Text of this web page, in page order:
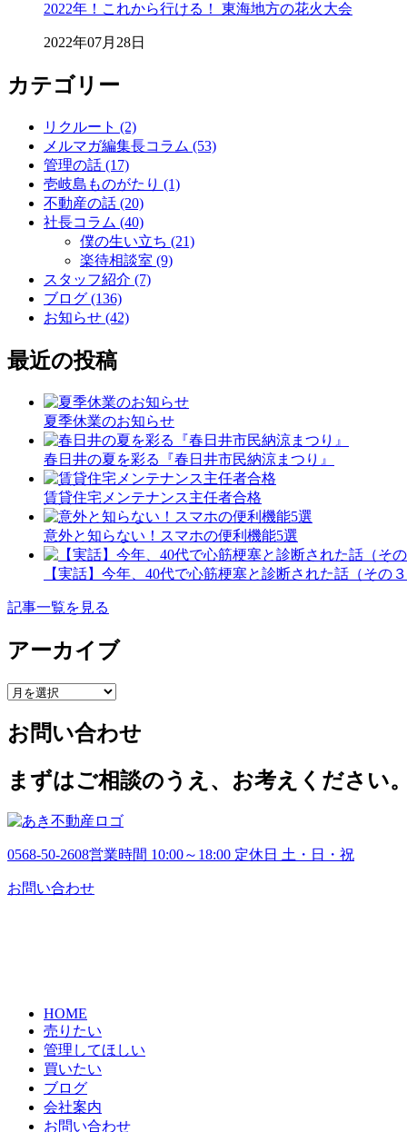
2022年！これから行ける！ 東海地方の花火大会
2022年07月28日
カテゴリー
リクルート (2)
メルマガ編集長コラム (53)
管理の話 (17)
壱岐島ものがたり (1)
不動産の話 (20)
社長コラム (40)
僕の生い立ち (21)
楽待相談室 (9)
スタッフ紹介 (7)
ブログ (136)
お知らせ (42)
最近の投稿
夏季休業のお知らせ
春日井の夏を彩る『春日井市民納涼まつり』
賃貸住宅メンテナンス主任者合格
意外と知らない！スマホの便利機能5選
【実話】今年、40代で心筋梗塞と診断された話（その
記事一覧を見る
アーカイブ
ア
カ
イ
ブ
お問い合わせ
まずはご相談のうえ、お考えください
0568-50-2608営業時間 10:00～18:00 定休日 土・日・祝
お問い合わせ
HOME
売りたい
管理してほしい
買いたい
ブログ
会社案内
お問い合わせ